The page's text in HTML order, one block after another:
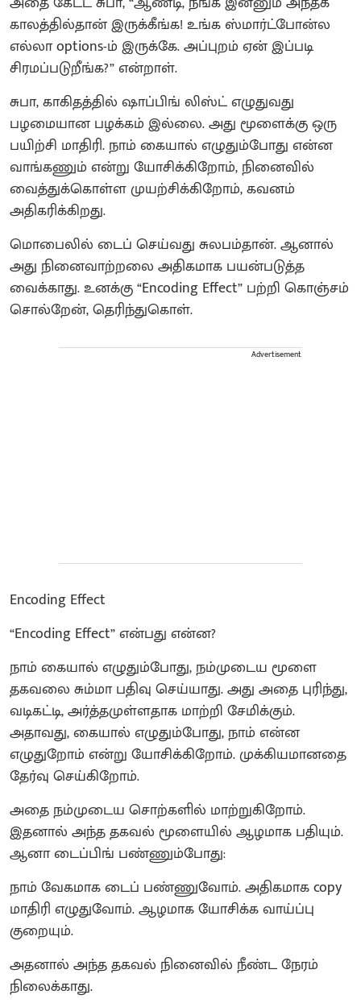
காலத்தில்தான் இருக்கீங்க! உங்க ஸ்மார்ட்போன்ல
எல்லா options-ம் இருக்கே. அப்புறம் ஏன் இப்படி
சிரமப்படுறீங்க?” என்றாள்.
சுபா, காகிதத்தில் ஷாப்பிங் லிஸ்ட் எழுதுவது
பழமையான பழக்கம் இல்லை. அது மூளைக்கு ஒரு
பயிற்சி மாதிரி. நாம் கையால் எழுதும்போது என்ன
வாங்கணும் என்று யோசிக்கிறோம், நினைவில்
வைத்துக்கொள்ள முயற்சிக்கிறோம், கவனம்
அதிகரிக்கிறது.
மொபைலில் டைப் செய்வது சுலபம்தான். ஆனால்
அது நினைவாற்றலை அதிகமாக பயன்படுத்த
வைக்காது. உனக்கு “Encoding Effect” பற்றி கொஞ்சம்
சொல்றேன், தெரிந்துகொள்.
Advertisement
Encoding Effect
“Encoding Effect” என்பது என்ன?
நாம் கையால் எழுதும்போது, நம்முடைய மூளை
தகவலை சும்மா பதிவு செய்யாது. அது அதை புரிந்து,
வடிகட்டி, அர்த்தமுள்ளதாக மாற்றி சேமிக்கும்.
அதாவது, கையால் எழுதும்போது, நாம் என்ன
எழுதுறோம் என்று யோசிக்கிறோம். முக்கியமானதை
தேர்வு செய்கிறோம்.
அதை நம்முடைய சொற்களில் மாற்றுகிறோம்.
இதனால் அந்த தகவல் மூளையில் ஆழமாக பதியும்.
ஆனா டைப்பிங் பண்ணும்போது:
நாம் வேகமாக டைப் பண்ணுவோம். அதிகமாக copy
மாதிரி எழுதுவோம். ஆழமாக யோசிக்க வாய்ப்பு
குறையும்.
அதனால் அந்த தகவல் நினைவில் நீண்ட நேரம்
நிலைக்காது.